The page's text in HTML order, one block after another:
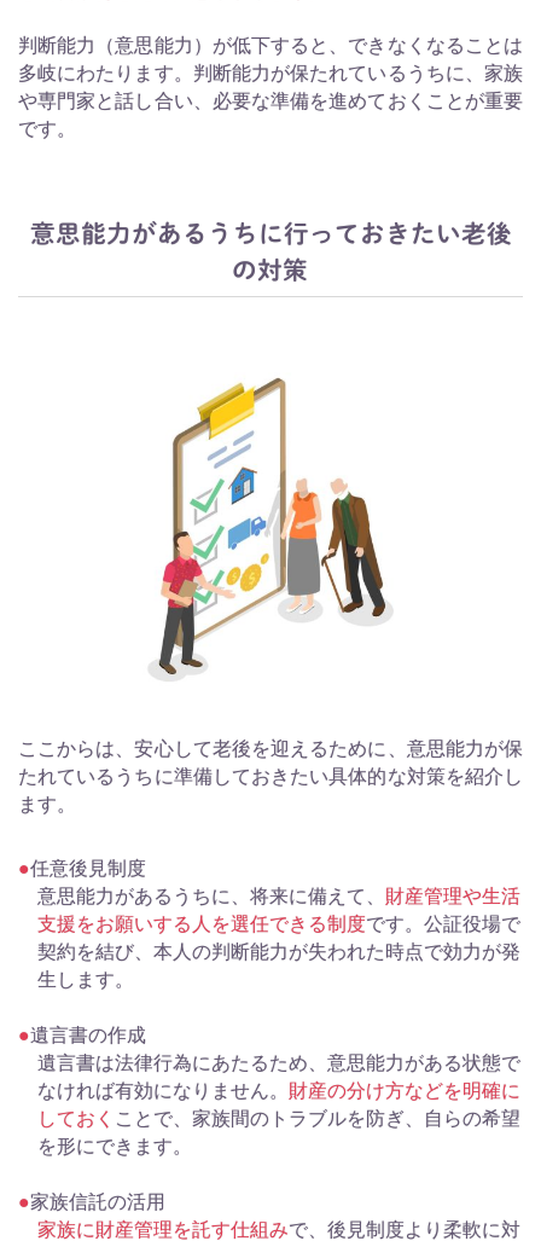
判断能力（意思能力）が低下すると、できなくなることは
多岐にわたります。判断能力が保たれているうちに、家族
や専門家と話し合い、必要な準備を進めておくことが重要
です。
意思能力があるうちに行っておきたい老後
の対策
ここからは、安心して老後を迎えるために、意思能力が保
たれているうちに準備しておきたい具体的な対策を紹介し
ます。
任意後見制度
意思能力があるうちに、将来に備えて、 財産管理や生活
支援をお願いする人を選任できる制度です。公証役場で
契約を結び、本人の判断能力が失われた時点で効力が発
生します。
遺言書の作成
遺言書は法律行為にあたるため、意思能力がある状態で
なければ有効になりません。 財産の分け方などを明確に
しておく ことで、家族間のトラブルを防ぎ、自らの希望
を形にできます。
家族信託の活用
家族に財産管理を託す仕組みで、後見制度より柔軟に対